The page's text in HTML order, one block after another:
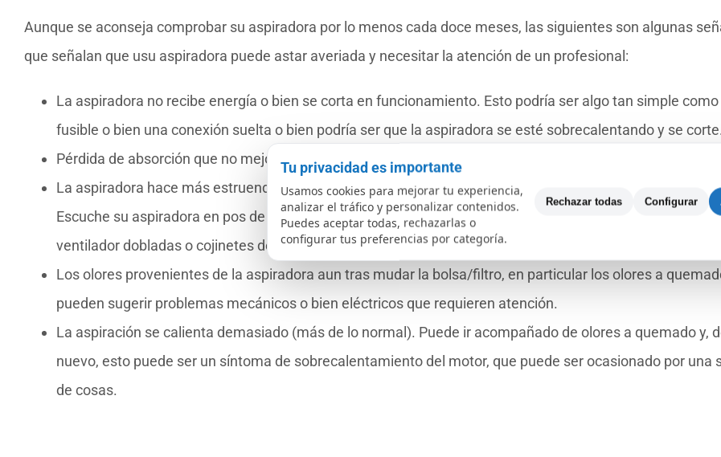
Aunque se aconseja comprobar su aspiradora por lo menos cada doce meses, las siguientes son algunas
que señalan que usu aspiradora puede astar averiada y necesitar la atención de un profesional:
La aspiradora no recibe energía o bien se corta en funcionamiento. Esto podría ser algo tan simple como
fusible o bien una conexión suelta o bien podría ser que la aspiradora se esté sobrecalentando y se
Pérdida de absorción que no mejora después del mantenimiento rutinario.
La aspiradora hace más estruendos de lo normal o hace un estruendos extraño, traqueteo o vibración.
Escuche su aspiradora en pos de ruidos fuera de lo normal, lo que podría sugerir problemas como aspas
ventilador dobladas o cojinetes desgastados.
Los olores provenientes de la aspiradora aun tras mudar la bolsa/filtro, en particular los olores a
pueden sugerir problemas mecánicos o bien eléctricos que requieren atención.
La aspiración se calienta demasiado (más de lo normal). Puede ir acompañado de olores a quemado y,
nuevo, esto puede ser un síntoma de sobrecalentamiento del motor, que puede ser ocasionado por una
de cosas.
Tu privacidad es importante
Usamos cookies para mejorar tu experiencia,
analizar el tráfico y personalizar contenidos.
Puedes aceptar todas, rechazarlas o
configurar tus preferencias por categoría.
Rechazar todas Configurar